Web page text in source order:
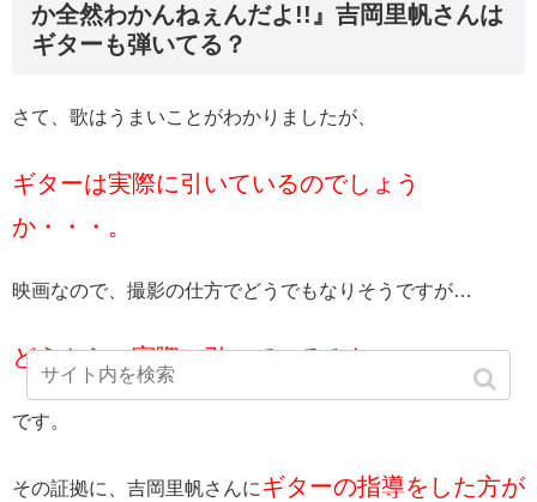
か全然わかんねぇんだよ!!』吉岡里帆さんは
ギターも弾いてる？
さて、歌はうまいことがわかりましたが、
ギターは実際に引いているのでしょう
か・・・。
映画なので、撮影の仕方でどうでもなりそうですが…
どうやら、実際に引いているみたい
です。
その証拠に、吉岡里帆さんにギターの指導をした方が